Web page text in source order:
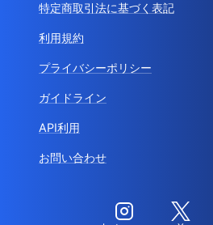
特定商取引法に基づく表記
利用規約
プライバシーポリシー
ガイドライン
API利用
お問い合わせ